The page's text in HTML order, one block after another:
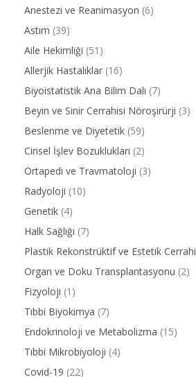
Anestezi ve Reanimasyon (6)
Astım (39)
Aile Hekimliği (51)
Allerjik Hastalıklar (16)
Biyoistatistik Ana Bilim Dalı (7)
Beyin ve Sinir Cerrahisi Nöroşirürji (3)
Beslenme ve Diyetetik (59)
Cinsel İşlev Bozuklukları (2)
Ortapedi ve Travmatoloji (3)
Radyoloji (10)
Genetik (4)
Halk Sağlığı (7)
Plastik Rekonstrüktif ve Estetik Cerrahi
Organ ve Doku Transplantasyonu (2)
Fizyoloji (1)
Tıbbi Biyokimya (7)
Endokrinoloji ve Metabolizma (15)
Tıbbi Mikrobiyoloji (4)
Covid-19 (22)